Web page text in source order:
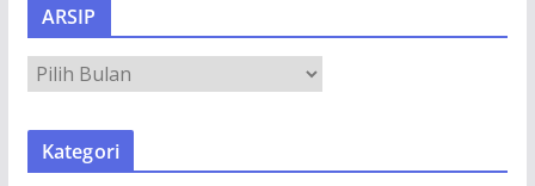
ARSIP
R
S
Kategori